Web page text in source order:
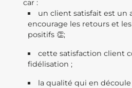
car :
un client satisfait est un
encourage les retours et
positifs 👏;
cette satisfaction client
fidélisation ;
la qualité qui en